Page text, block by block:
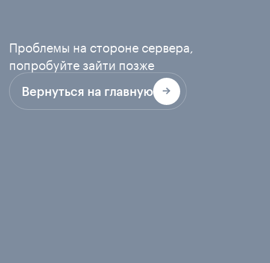
Проблемы на стороне сервера,
попробуйте зайти позже
Вернуться на главную